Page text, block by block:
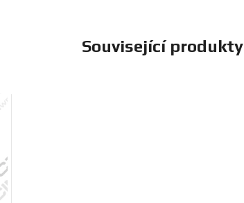
Související produkty